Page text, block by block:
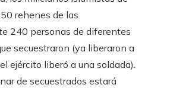
rehenes de las
240 personas de diferentes
secuestraron (ya liberaron a
ejército liberó a una soldada).
de secuestrados estará